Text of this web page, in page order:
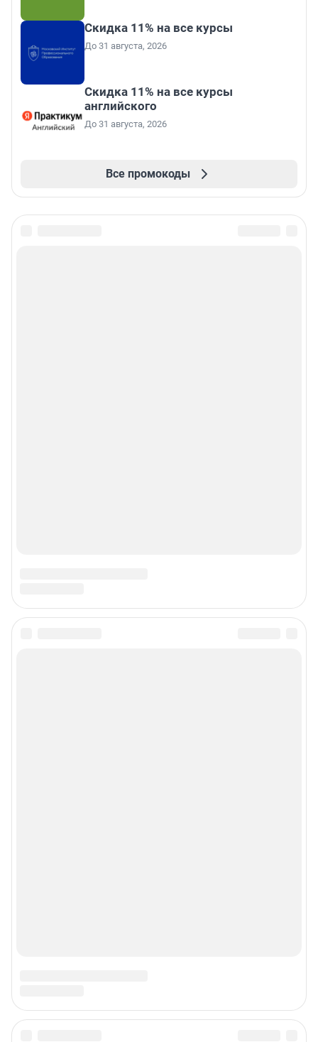
Скидка 11% на все курсы
До 31 августа, 2026
Скидка 11% на все курсы
английского
До 31 августа, 2026
Все промокоды